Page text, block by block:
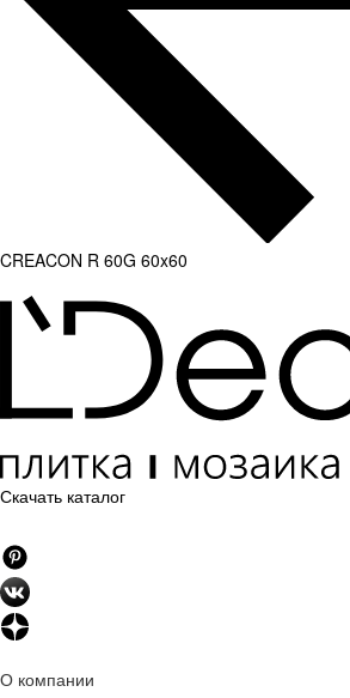
CREACON R 60G 60x60
Скачать каталог
О компании